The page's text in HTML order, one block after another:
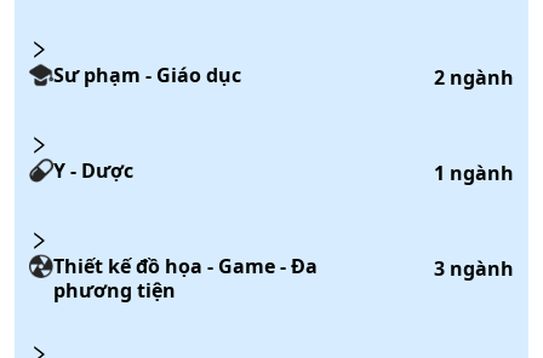
Sư phạm - Giáo dục 2 ngành
Y - Dược 1 ngành
Thiết kế đồ họa - Game - Đa
phương tiện
3 ngành